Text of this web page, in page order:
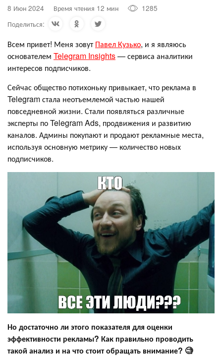
8 Июн 2024 Время чтения 12 мин
1285
Поделиться:
Всем привет! Меня зовут Павел Кузько, и я являюсь
основателем Telegram Insights— сервиса аналитики
интересов подписчиков.
Сейчас общество потихоньку привыкает, что реклама в
Telegram стала неотъемлемой частью нашей
повседневной жизни. Стали появляться различные
эксперты по Telegram Ads, продвижения и развитию
каналов. Админы покупают и продают рекламные места,
используя основную метрику — количество новых
подписчиков.
Но достаточно ли этого показателя для оценки
эффективности рекламы? Как правильно проводить
такой анализ и на что стоит обращать внимание? 🧐